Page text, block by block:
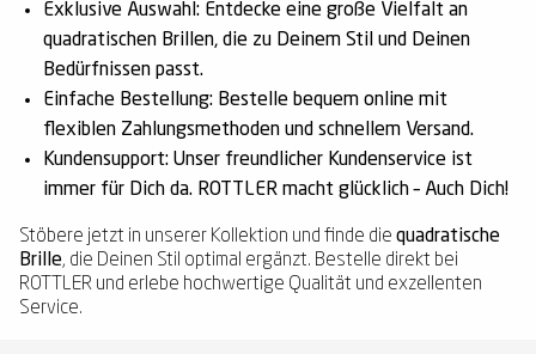
Exklusive Auswahl: Entdecke eine große Vielfalt an
quadratischen Brillen, die zu Deinem Stil und Deinen
Bedürfnissen passt.
Einfache Bestellung: Bestelle bequem online mit
flexiblen Zahlungsmethoden und schnellem Versand.
Kundensupport: Unser freundlicher Kundenservice ist
immer für Dich da. ROTTLER macht glücklich – Auch Dich!
Stöbere jetzt in unserer Kollektion und finde die quadratische
Brille, die Deinen Stil optimal ergänzt. Bestelle direkt bei
ROTTLER und erlebe hochwertige Qualität und exzellenten
Service.